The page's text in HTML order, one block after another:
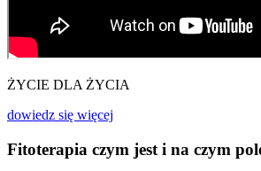
ŻYCIE DLA ŻYCIA
dowiedz się więcej
Fitoterapia czym jest i na czym